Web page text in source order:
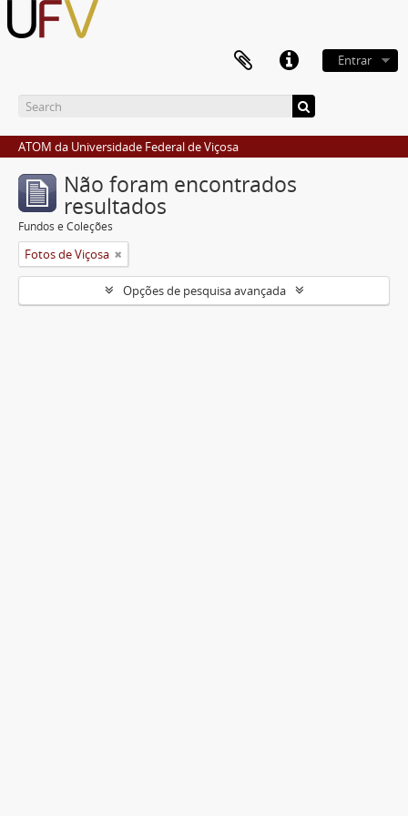
Entrar
ATOM da Universidade Federal de Viçosa
Não foram encontrados
resultados
Fundos e Coleções
Fotos de Viçosa
Opções de pesquisa avançada